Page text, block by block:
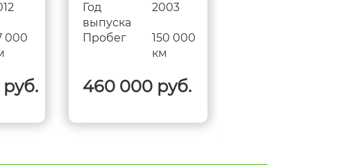
000
Год
выпуска
2003
Пробег
150 000
км
460 000 руб.